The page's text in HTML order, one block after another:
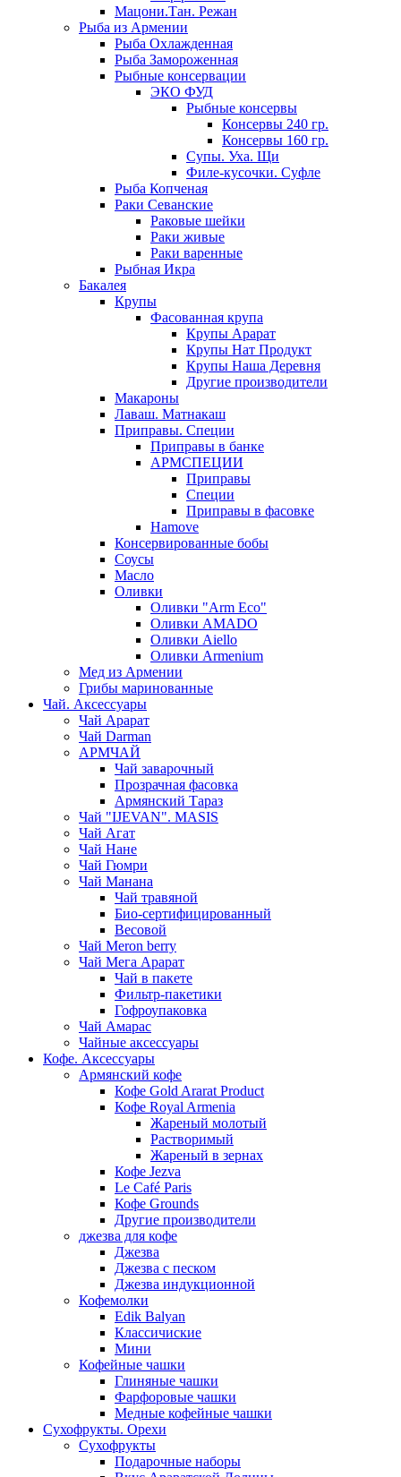
Мацони.Тан. Режан
Рыба из Армении
Рыба Охлажденная
Рыба Замороженная
Рыбные консервации
ЭКО ФУД
Рыбные консервы
Консервы 240 гр.
Консервы 160 гр.
Супы. Уха. Щи
Филе-кусочки. Суфле
Рыба Копченая
Раки Севанские
Раковые шейки
Раки живые
Раки варенные
Рыбная Икра
Бакалея
Крупы
Фасованная крупа
Крупы Арарат
Крупы Нат Продукт
Крупы Наша Деревня
Другие производители
Макароны
Лаваш. Матнакаш
Приправы. Специи
Приправы в банке
АРМСПЕЦИИ
Приправы
Специи
Приправы в фасовке
Hamove
Консервированные бобы
Соусы
Масло
Оливки
Оливки "Arm Eco"
Оливки AMADO
Оливки Aiello
Оливки Armenium
Мед из Армении
Грибы маринованные
Чай. Аксессуары
Чай Арарат
Чай Darman
АРМЧАЙ
Чай заварочный
Прозрачная фасовка
Армянский Тараз
Чай "IJEVAN". MASIS
Чай Агат
Чай Нане
Чай Гюмри
Чай Манана
Чай травяной
Био-сертифицированный
Весовой
Чай Meron berry
Чай Мега Арарат
Чай в пакете
Фильтр-пакетики
Гофроупаковка
Чай Амарас
Чайные аксессуары
Кофе. Аксессуары
Армянский кофе
Кофе Gold Ararat Product
Кофе Royal Armenia
Жареный молотый
Растворимый
Жареный в зернах
Кофе Jezva
Le Café Paris
Кофе Grounds
Другие производители
джезва для кофе
Джезва
Джезва с песком
Джезва индукционной
Кофемолки
Edik Balyan
Классичиские
Мини
Кофейные чашки
Глиняные чашки
Фарфоровые чашки
Медные кофейные чашки
Сухофрукты. Орехи
Сухофрукты
Подарочные наборы